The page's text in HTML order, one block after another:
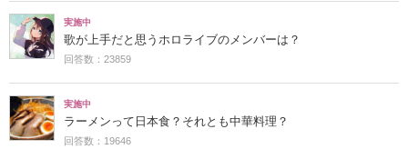
実施中
歌が上手だと思うホロライブのメンバーは？
回答数：23859
実施中
ラーメンって日本食？それとも中華料理？
回答数：19646